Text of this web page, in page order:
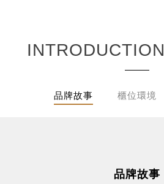
INTRODUCTION
品牌故事 櫃位環境
品牌故事